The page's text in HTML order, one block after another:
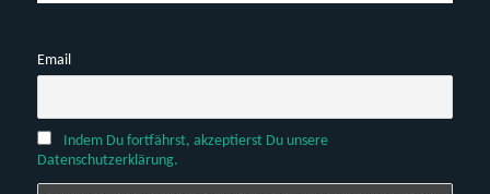
Email
Indem Du fortfährst, akzeptierst Du unsere
Datenschutzerklärung.